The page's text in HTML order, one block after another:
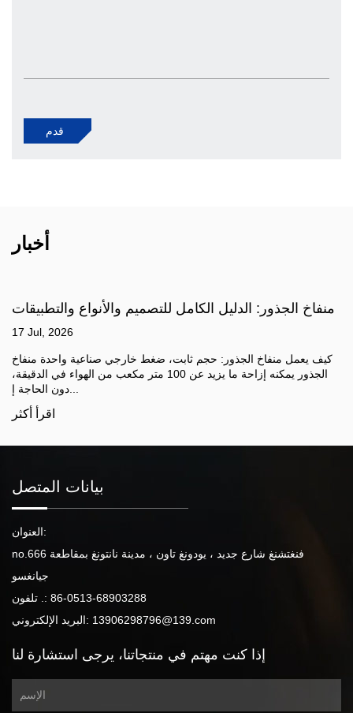
قدم
أخبار
منفاخ الجذور: الدليل الكامل للتصميم والأنواع والتطبيقات
17 Jul, 2026
كيف يعمل منفاخ الجذور: حجم ثابت، ضغط خارجي صناعية واحدة منفاخ
الجذور يمكنه إزاحة ما يزيد عن 100 متر مكعب من الهواء في الدقيقة،
اقرأ أكثر
بيانات المتصل
العنوان:
no.666 فنغتشنغ شارع جديد ، يودونغ تاون ، مدينة نانتونغ بمقاطعة
جيانغسو
تلفون .: 86-0513-68903288
البريد الإلكتروني: 13906298796@139.com
إذا كنت مهتم في منتجاتنا، يرجى استشارة لنا